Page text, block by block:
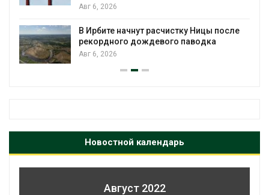
Авг 6, 2026
В Ирбите начнут расчистку Ницы после
рекордного дождевого паводка
Авг 6, 2026
Новостной календарь
Август 2022